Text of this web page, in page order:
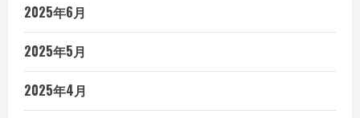
2025年6月
2025年5月
2025年4月